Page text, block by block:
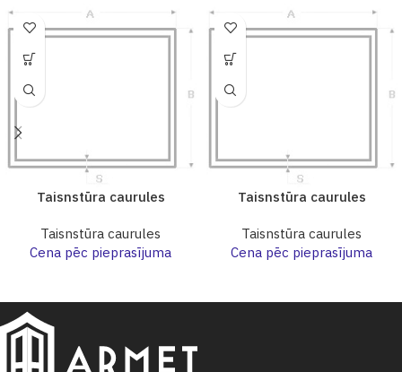
Taisnstūra caurules
Taisnstūra caurules
Cena pēc pieprasījuma
Taisnstūra caurules
Taisnstūra caurules
Cena pēc pieprasījuma